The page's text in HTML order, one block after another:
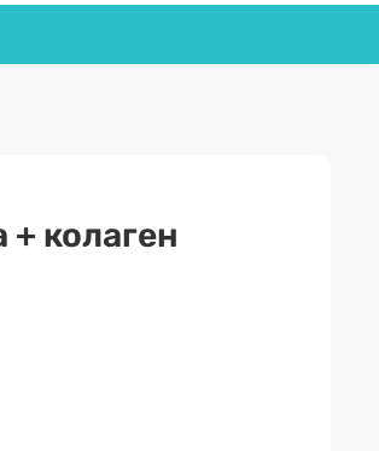
колаген